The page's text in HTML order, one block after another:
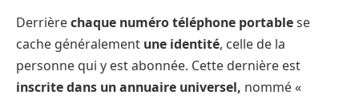
Derrièrechaque numéro téléphone portablese
cache généralement une identité, celle de la
personne qui y est abonnée. Cette dernière est
inscrite dans un annuaire universel, nommé «